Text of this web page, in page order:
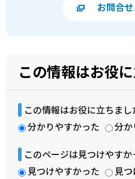
お問合
この情報はお役
この情報はお役に立ちまし
分かりやすかった
分か
このページは見つけやすか
見つけやすかった
見